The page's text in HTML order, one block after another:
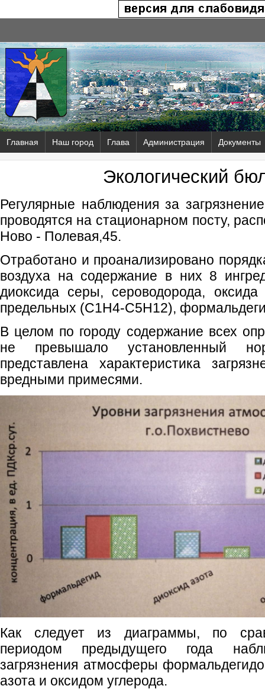
Главная Наш город Глава Администрация Документы
Экологический
Регулярные наблюдения за
проводятся на стационарном посту,
Ново - Полевая,45.
Отработано и проанализировано
воздуха на содержание в них 8
диоксида серы, сероводорода, оксида
предельных (С1Н4-С5Н12),
В целом по городу содержание всех
не превышало установленный
представлена характеристика
вредными примесями.
Как следует из диаграммы, по
периодом предыдущего года
загрязнения атмосферы
азота и оксидом углерода.